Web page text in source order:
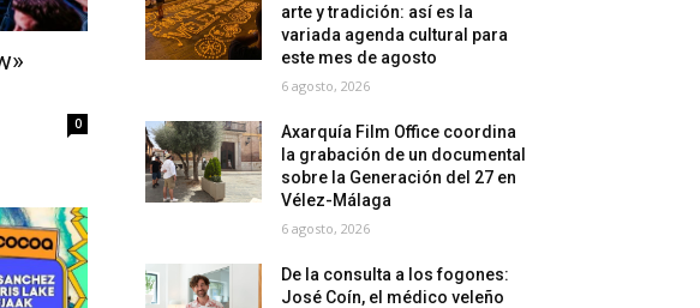
0
arte y tradición: así es la
variada agenda cultural para
este mes de agosto
6 agosto, 2026
Axarquía Film Office coordina
la grabación de un documental
sobre la Generación del 27 en
Vélez-Málaga
6 agosto, 2026
De la consulta a los fogones:
José Coín, el médico veleño